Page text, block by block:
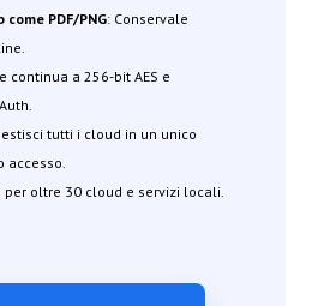
come PDF/PNG: Conservale
continua a 256-bit AES e
tutti i cloud in un unico
accesso.
per oltre 30 cloud e servizi locali.